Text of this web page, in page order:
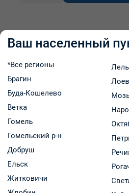
Ваш населенный
*Все регионы
Брагин
Буда-Кошелево
Ветка
Гомель
Гомельский р-н
Добруш
Ельск
Житковичи
Лоев